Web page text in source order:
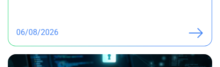
06/08/2026